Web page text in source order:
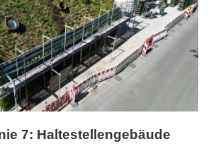
7: Haltestellengebäude